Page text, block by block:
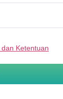
Ketentuan